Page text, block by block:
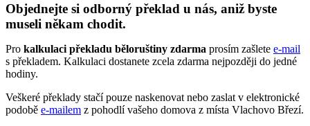
Objednejte si odborný překlad u nás, aniž byste
museli někam chodit.
Pro kalkulaci překladu běloruštiny zdarma prosím zašlete e-mail
s překladem. Kalkulaci dostanete zcela zdarma nejpozději do jedné
hodiny.
Veškeré překlady stačí pouze naskenovat nebo zaslat v elektronické
podobě e-mailem z pohodlí vašeho domova z místa Vlachovo Březí.